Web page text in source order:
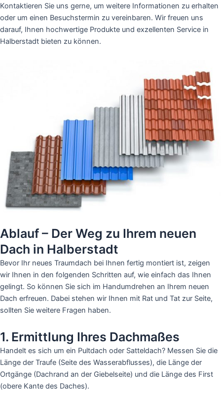
Kontaktieren Sie uns gerne, um weitere Informationen zu erhalten
oder um einen Besuchstermin zu vereinbaren. Wir freuen uns
darauf, Ihnen hochwertige Produkte und exzellenten Service in
Halberstadt bieten zu können.
Ablauf – Der Weg zu Ihrem neuen
Dach in Halberstadt
Bevor Ihr neues Traumdach bei Ihnen fertig montiert ist, zeigen
wir Ihnen in den folgenden Schritten auf, wie einfach das Ihnen
gelingt. So können Sie sich im Handumdrehen an Ihrem neuen
Dach erfreuen. Dabei stehen wir Ihnen mit Rat und Tat zur Seite,
sollten Sie weitere Fragen haben.
1. Ermittlung Ihres Dachmaßes
Handelt es sich um ein Pultdach oder Satteldach? Messen Sie die
Länge der Traufe (Seite des Wasserabflusses), die Länge der
Ortgänge (Dachrand an der Giebelseite) und die Länge des First
(obere Kante des Daches).